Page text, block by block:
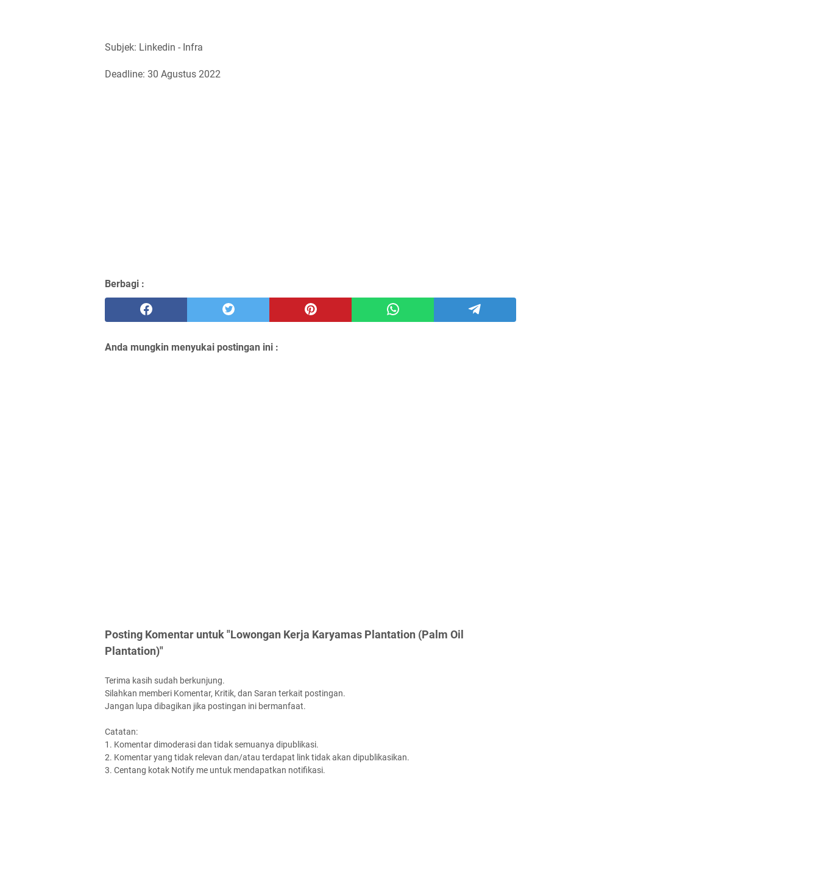
Subjek: Linkedin - Infra
Deadline: 30 Agustus 2022
Berbagi :
Anda mungkin menyukai postingan ini :
Posting Komentar untuk "Lowongan Kerja Karyamas Plantation (Palm Oil
Plantation)"
Terima kasih sudah berkunjung.
Silahkan memberi Komentar, Kritik, dan Saran terkait postingan.
Jangan lupa dibagikan jika postingan ini bermanfaat.
Catatan:
1. Komentar dimoderasi dan tidak semuanya dipublikasi.
2. Komentar yang tidak relevan dan/atau terdapat link tidak akan dipublikasikan.
3. Centang kotak Notify me untuk mendapatkan notifikasi.